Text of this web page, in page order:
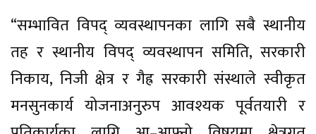
“सम्भावित विपद् व्यवस्थापनका लागि सबै स्थानीय
तह र स्थानीय विपद् व्यवस्थापन समिति, सरकारी
निकाय, निजी क्षेत्र र गैह्र सरकारी संस्थाले स्वीकृत
मनसुनकार्य योजनाअनुरुप आवश्यक पूर्वतयारी र